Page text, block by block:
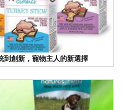
到創新，寵物主人的新選擇